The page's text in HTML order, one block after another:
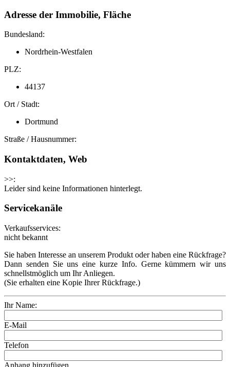
Adresse der Immobilie, Fläche
Bundesland:
Nordrhein-Westfalen
PLZ:
44137
Ort / Stadt:
Dortmund
Straße / Hausnummer:
Kontaktdaten, Web
>>:
Leider sind keine Informationen hinterlegt.
Servicekanäle
Verkaufsservices:
nicht bekannt
Sie haben Interesse an unserem Produkt oder haben eine Rückfrage?
Dann senden Sie uns eine kurze Info. Gerne kümmern wir uns
schnellstmöglich um Ihr Anliegen.
(Sie erhalten eine Kopie Ihrer Rückfrage.)
Ihr Name:
E-Mail
Telefon